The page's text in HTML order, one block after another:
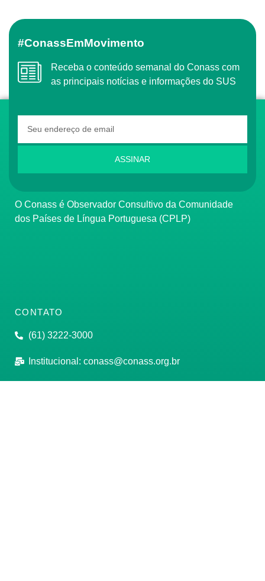
#ConassEmMovimento
Receba o conteúdo semanal do Conass com
as principais notícias e informações do SUS
ASSINAR
O Conass é Observador Consultivo da Comunidade
dos Países de Língua Portuguesa (CPLP)
CONTATO
(61) 3222-3000
Institucional: conass@conass.org.br